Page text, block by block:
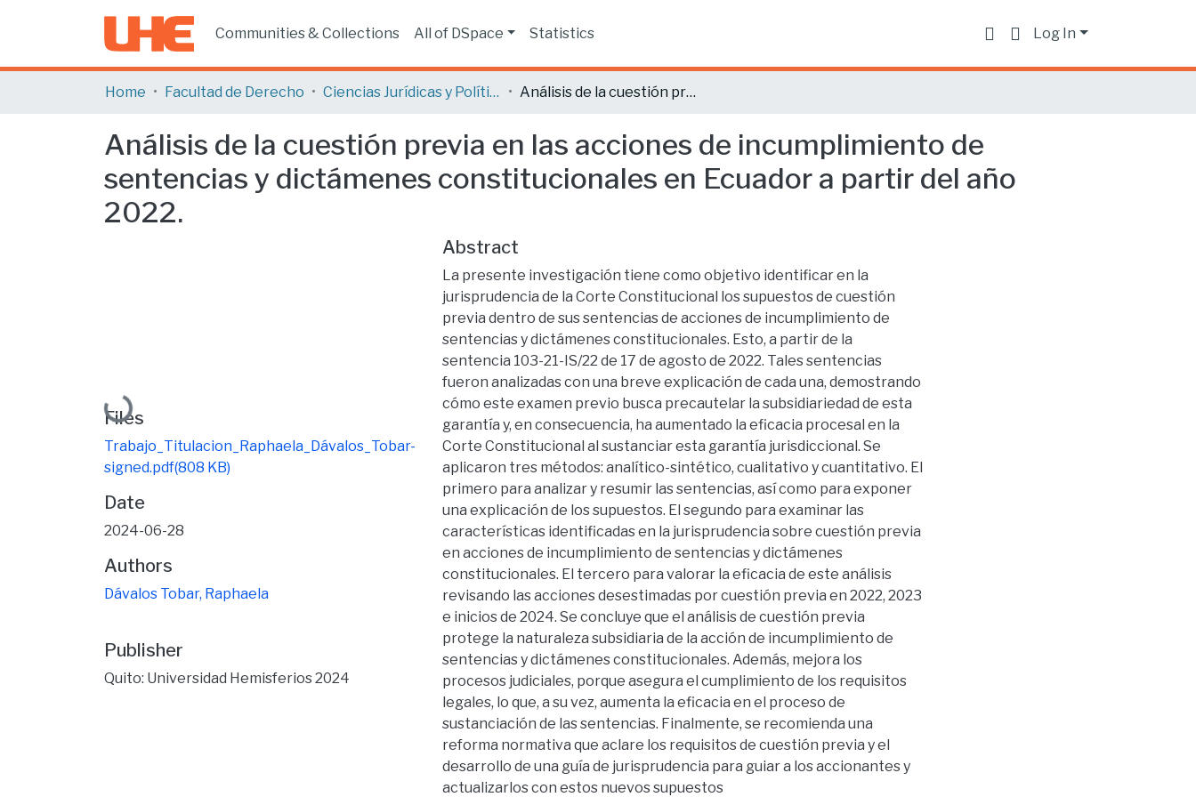
Communities & Collections All of DSpace Statistics Log In
Home Facultad de Derecho Ciencias Jurídicas y Políticas Análisis de la cuestión previa en las acciones de incumplimiento de sentencias y dictámenes constitucionales en Ecuador a partir del año 2022.
Análisis de la cuestión previa en las acciones de incumplimiento de
sentencias y dictámenes constitucionales en Ecuador a partir del año
2022.
Loading...
Files
Trabajo_Titulacion_Raphaela_Dávalos_Tobar-
signed.pdf(808 KB)
Date
2024-06-28
Authors
Dávalos Tobar, Raphaela
Publisher
Quito: Universidad Hemisferios 2024
Abstract
La presente investigación tiene como objetivo identificar en la
jurisprudencia de la Corte Constitucional los supuestos de cuestión
previa dentro de sus sentencias de acciones de incumplimiento de
sentencias y dictámenes constitucionales. Esto, a partir de la
sentencia 103-21-IS/22 de 17 de agosto de 2022. Tales sentencias
fueron analizadas con una breve explicación de cada una, demostrando
cómo este examen previo busca precautelar la subsidiariedad de esta
garantía y, en consecuencia, ha aumentado la eficacia procesal en la
Corte Constitucional al sustanciar esta garantía jurisdiccional. Se
aplicaron tres métodos: analítico-sintético, cualitativo y cuantitativo. El
primero para analizar y resumir las sentencias, así como para exponer
una explicación de los supuestos. El segundo para examinar las
características identificadas en la jurisprudencia sobre cuestión previa
en acciones de incumplimiento de sentencias y dictámenes
constitucionales. El tercero para valorar la eficacia de este análisis
revisando las acciones desestimadas por cuestión previa en 2022, 2023
e inicios de 2024. Se concluye que el análisis de cuestión previa
protege la naturaleza subsidiaria de la acción de incumplimiento de
sentencias y dictámenes constitucionales. Además, mejora los
procesos judiciales, porque asegura el cumplimiento de los requisitos
legales, lo que, a su vez, aumenta la eficacia en el proceso de
sustanciación de las sentencias. Finalmente, se recomienda una
reforma normativa que aclare los requisitos de cuestión previa y el
desarrollo de una guía de jurisprudencia para guiar a los accionantes y
actualizarlos con estos nuevos supuestos